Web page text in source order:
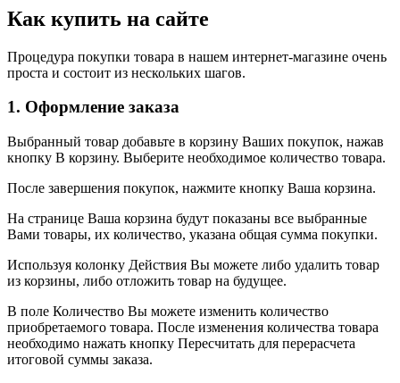
Как купить на сайте
Процедура покупки товара в нашем интернет-магазине очень
проста и состоит из нескольких шагов.
1. Оформление заказа
Выбранный товар добавьте в корзину Ваших покупок, нажав
кнопку В корзину. Выберите необходимое количество товара.
После завершения покупок, нажмите кнопку Ваша корзина.
На странице Ваша корзина будут показаны все выбранные
Вами товары, их количество, указана общая сумма покупки.
Используя колонку Действия Вы можете либо удалить товар
из корзины, либо отложить товар на будущее.
В поле Количество Вы можете изменить количество
приобретаемого товара. После изменения количества товара
необходимо нажать кнопку Пересчитать для перерасчета
итоговой суммы заказа.